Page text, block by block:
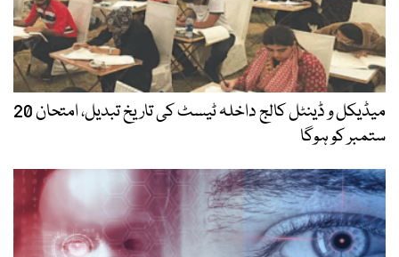
میڈیکل و ڈینٹل کالج داخلہ ٹیسٹ کی تاریخ تبدیل، امتحان 20
ستمبر کو ہوگا